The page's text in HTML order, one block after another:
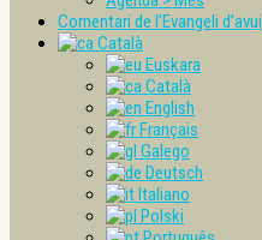
Comentari de l’Evangeli d’avui
Català
Euskara
Català
English
Français
Galego
Deutsch
Italiano
Polski